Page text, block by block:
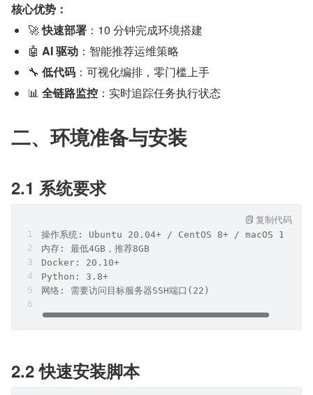
核心优势：
🚀 快速部署 ：10 分钟完成环境搭建
🤖 AI 驱动 ：智能推荐运维策略
🔧 低代码 ：可视化编排，零门槛上手
📊 全链路监控 ：实时追踪任务执行状态
二、环境准备与安装
2.1 系统要求
操作系统: Ubuntu 20.04+ / CentOS 8+ / macOS 11+
内存: 最低4GB，推荐8GB
Docker: 20.10+
Python: 3.8+
网络: 需要访问目标服务器SSH端口(22)
复制代码
2.2 快速安装脚本